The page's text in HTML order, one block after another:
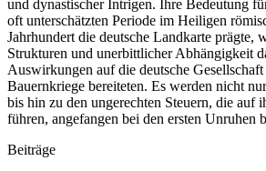
und dynastischer Intrigen. Ihre Bedeutung
oft unterschätzten Periode im Heiligen
Jahrhundert die deutsche Landkarte
Strukturen und unerbittlicher Abhängigkeit
Auswirkungen auf die deutsche
Bauernkriege bereiteten. Es werden nicht
bis hin zu den ungerechten Steuern, die auf
führen, angefangen bei den ersten
Beiträge